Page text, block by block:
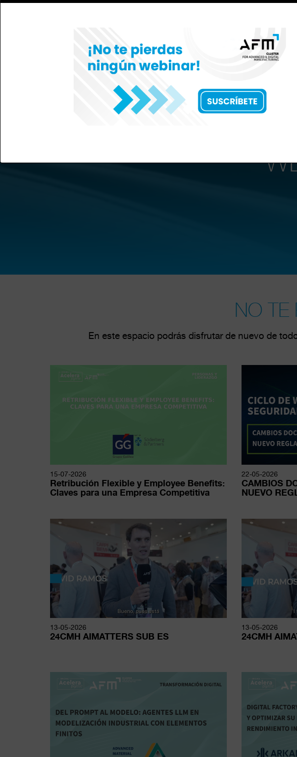
NO TE
En este espacio podrás disfrutar de nuevo de
15-07-2026
Retribución Flexible y Employee Benefits:
Claves para una Empresa Competitiva
22-05-2026
CAMBIOS
NUEVO
13-05-2026
24CMH AIMATTERS SUB ES
13-05-2026
24CMH